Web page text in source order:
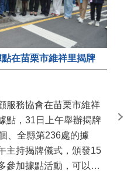
在苗栗市維祥里揭牌
服務協會在苗栗市維祥
點，31日上午舉辦揭牌
、全縣第236處的據
主持揭牌儀式，頒發15
參加據點活動，可以更
苗